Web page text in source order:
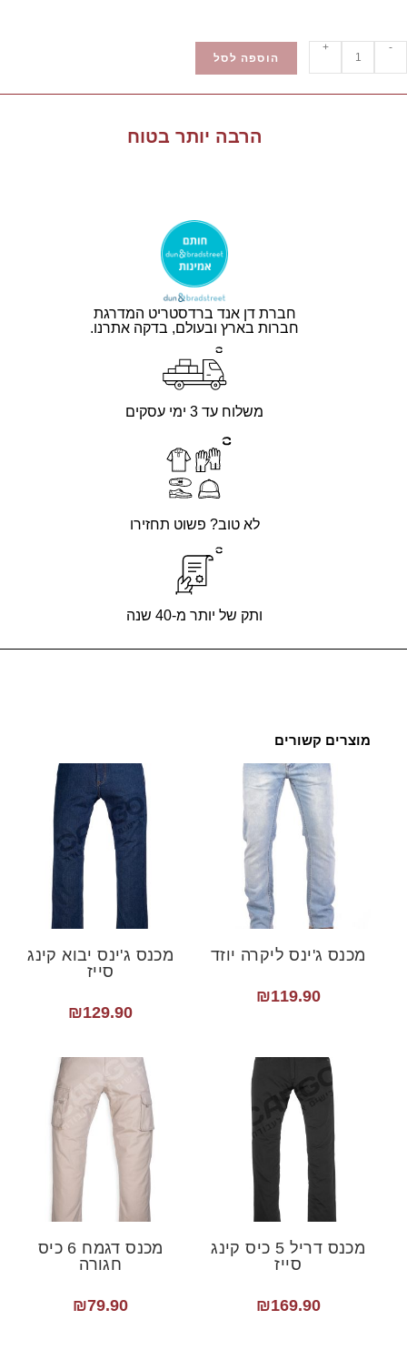
-
+
הוספה לסל
הרבה יותר בטוח
חברת דן אנד ברדסטריט המדרגת
חברות בארץ ובעולם, בדקה אתרנו.
משלוח עד 3 ימי עסקים
לא טוב? פשוט תחזירו
ותק של יותר מ-40 שנה
מוצרים קשורים
מכנס ג'ינס ליקרה יוזד
₪119.90
מכנס ג'ינס יבוא קינג
סייז
₪129.90
מכנס דריל 5 כיס קינג
סייז
₪169.90
מכנס דגמח 6 כיס
חגורה
₪79.90